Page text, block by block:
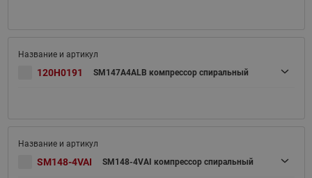
120H0191 SM147A4ALB компрессор спиральный
SM148-4VAI SM148-4VAI компрессор спиральный